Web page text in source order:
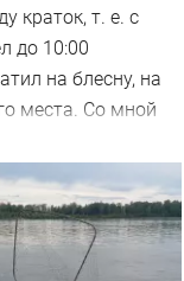
краток, т. е. с
до 10:00
на блесну, на
места. Со мной
е. я его увез
как обычно, по
сегодня
совсем!!! Но
деда